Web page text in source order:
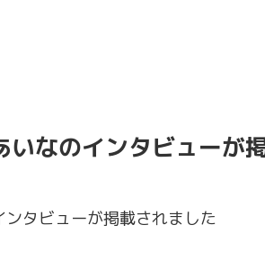
なのインタビューが
タビューが掲載されました